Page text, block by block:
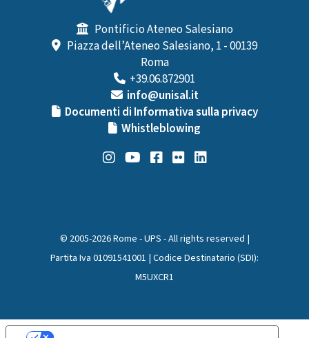
Pontificio Ateneo Salesiano
Piazza dell’Ateneo Salesiano, 1 - 00139
Roma
+39.06.872901
info@unisal.it
Documenti di Informativa sulla privacy
Whistleblowing
© 2005-2026 Rome - UPS - All rights reserved |
Partita Iva 01091541001 | Codice Destinatario (SDI):
M5UXCR1